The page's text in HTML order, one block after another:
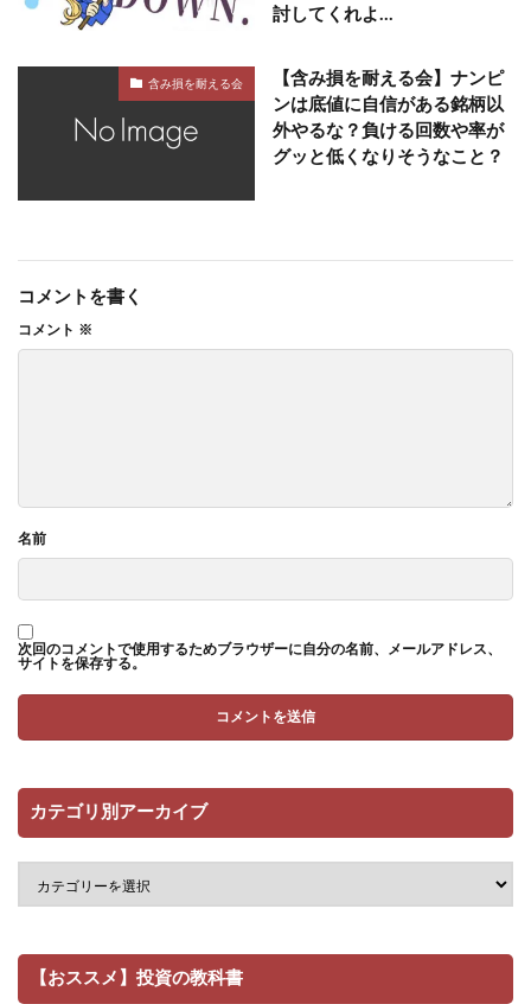
討してくれよ…
含み損を耐える会
【含み損を耐える会】ナンピ
ンは底値に自信がある銘柄以
外やるな？負ける回数や率が
グッと低くなりそうなこと？
コメントを書く
コメント ※
名前
次回のコメントで使用するためブラウザーに自分の名前、メールアドレス、
サイトを保存する。
カテゴリ別アーカイブ
【おススメ】投資の教科書